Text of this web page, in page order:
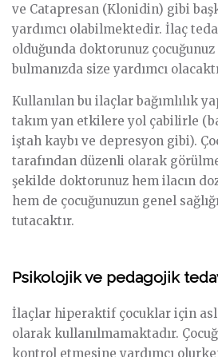
ve Catapresan (Klonidin) gibi
yardımcı olabilmektedir. İlaç
olduğunda doktorunuz
bulmanızda size yardımcı
Kullanılan bu ilaçlar bağımlılık
takım yan etkilere yol çabilirle
iştah kaybı ve depresyon gibi).
tarafından düzenli olarak
şekilde doktorunuz hem ilacın
hem de çocuğunuzun genel
tutacaktır.
Psikolojik ve pedagojik
İlaçlar hiperaktif çocuklar için
olarak kullanılmamaktadır.
kontrol etmesine yardımcı